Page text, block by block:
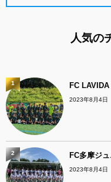
人気の
FC LAVIDA
2023年8月4日
1
FC多摩ジ
2023年8月4日
2